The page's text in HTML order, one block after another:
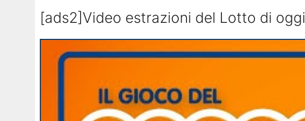
[ads2]Video estrazioni del Lotto di oggi